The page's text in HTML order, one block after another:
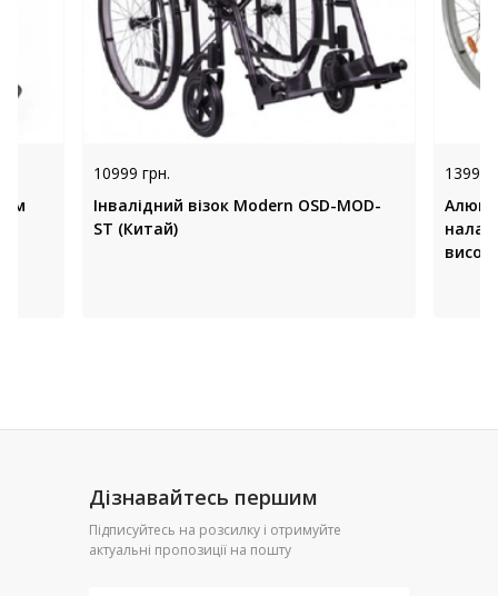
10999 грн.
Інвалідний візок Modern OSD-MOD-
ST (Китай)
13999
Дізнавайтесь першим
Підписуйтесь на розсилку і отримуйте
актуальні пропозиції на пошту